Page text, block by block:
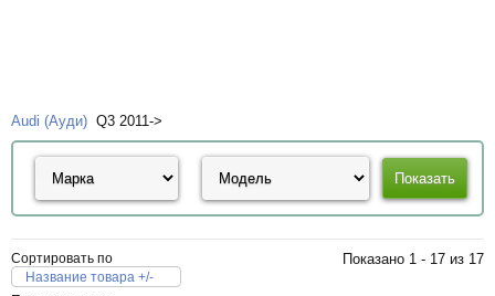
Audi (Ауди) Q3 2011->
Сортировать по
Название товара +/-
Показано 1 - 17 из 17